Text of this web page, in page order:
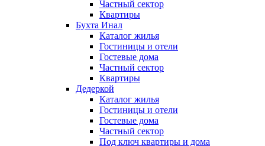
Частный сектор
Квартиры
Бухта Инал
Каталог жилья
Гостиницы и отели
Гостевые дома
Частный сектор
Квартиры
Дедеркой
Каталог жилья
Гостиницы и отели
Гостевые дома
Частный сектор
Под ключ квартиры и дома